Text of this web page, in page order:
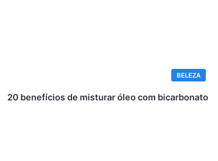
BELEZA
20 benefícios de misturar óleo com bicarbonato